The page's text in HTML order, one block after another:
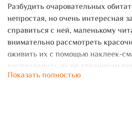
Разбудить очаровательных
непростая, но очень интересная
справиться с ней, маленькому
внимательно рассмотреть
оживить их с помощью наклеек-
распределить их по страницам
Показать полностью